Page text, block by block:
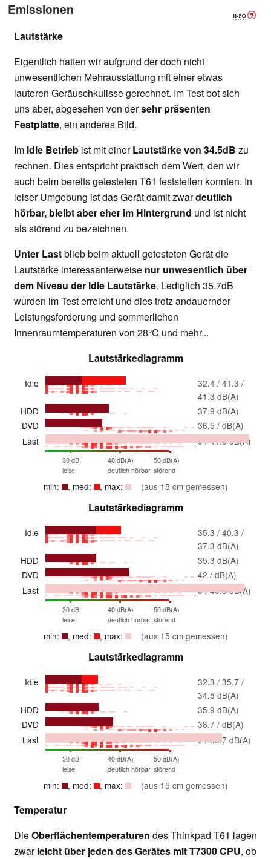
Emissionen
Lautstärke
Eigentlich hatten wir aufgrund der doch nicht
unwesentlichen Mehrausstattung mit einer etwas
lauteren Geräuschkulisse gerechnet. Im Test bot sich
uns aber, abgesehen von dersehr präsenten
Festplatte, ein anderes Bild.
Im Idle Betrieb ist mit einerLautstärke von 34.5dB zu
rechnen. Dies entspricht praktisch dem Wert, den wir
auch beim bereits getesteten T61 feststellen konnten. In
leiser Umgebung ist das Gerät damit zwardeutlich
hörbar, bleibt aber eher im Hintergrund und ist nicht
als störend zu bezeichnen.
Unter Lastblieb beim aktuell getesteten Gerät die
Lautstärke interessanterweise nur unwesentlich über
dem Niveau der Idle Lautstärke. Lediglich 35.7dB
wurden im Test erreicht und dies trotz andauernder
Leistungsforderung und sommerlichen
Innenraumtemperaturen von 28°C und mehr...
Lautstärkediagramm
Idle
32.4 / 41.3 /
41.3 dB(A)
HDD
37.9 dB(A)
DVD
36.5 / dB(A)
Last
0 / 41.3 dB(A)
30 dB
leise
40 dB(A)
deutlich hörbar
50 dB(A)
störend
min: , med: , max: (aus 15 cm gemessen)
Lautstärkediagramm
Idle
35.3 / 40.3 /
37.3 dB(A)
HDD
35.3 dB(A)
DVD
42 / dB(A)
Last
0 / 40.3 dB(A)
30 dB
leise
40 dB(A)
deutlich hörbar
50 dB(A)
störend
min: , med: , max: (aus 15 cm gemessen)
Lautstärkediagramm
Idle
32.3 / 35.7 /
34.5 dB(A)
HDD
35.9 dB(A)
DVD
38.7 / dB(A)
Last
0 / 35.7 dB(A)
30 dB
leise
40 dB(A)
deutlich hörbar
50 dB(A)
störend
min: , med: , max: (aus 15 cm gemessen)
Temperatur
DieOberflächentemperaturen des Thinkpad T61 lagen
zwarleicht über jeden des Gerätes mit T7300 CPU, ob